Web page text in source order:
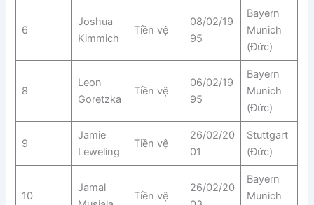
6
Joshua
Kimmich
Tiền vệ
08/02/19
95
Bayern
Munich
(Đức)
8
Leon
Goretzka
Tiền vệ
06/02/19
95
Bayern
Munich
(Đức)
9
Jamie
Leweling
Tiền vệ
26/02/20
01
Stuttgart
(Đức)
10
Jamal
Tiền vệ
26/02/20
Bayern
Munich